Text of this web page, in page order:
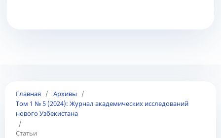
Главная / Архивы
/
Том 1 № 5 (2024): Журнал академических исследований
нового Узбекистана
/
Статьи